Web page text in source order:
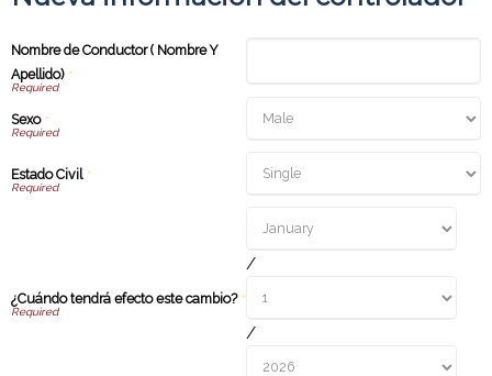
Nombre de Conductor ( Nombre Y
Apellido) *
Sexo*
Estado Civil*
¿Cuándo tendrá efecto este cambio?*
/
/